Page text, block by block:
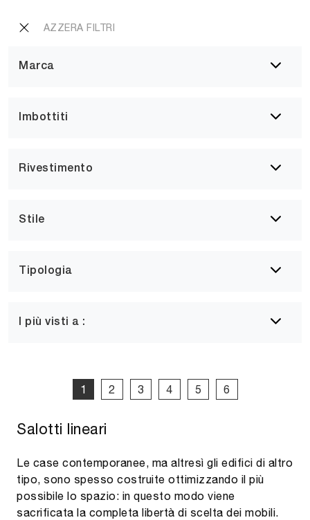
AZZERA FILTRI
Marca
Imbottiti
Rivestimento
Stile
Tipologia
I più visti a :
1 2 3 4 5 6
Salotti lineari
Le case contemporanee, ma altresì gli edifici di altro
tipo, sono spesso costruite ottimizzando il più
possibile lo spazio: in questo modo viene
sacrificata la completa libertà di scelta dei mobili.